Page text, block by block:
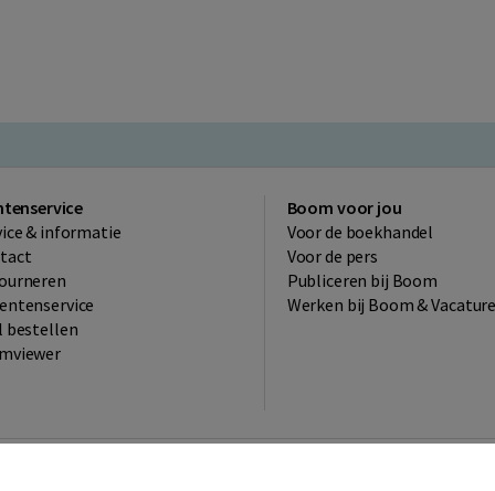
& informatie
bestellen
Boom voor jou
Voor de boekhandel
Voor de pers
Publiceren bij Boom
Werken bij Boom &